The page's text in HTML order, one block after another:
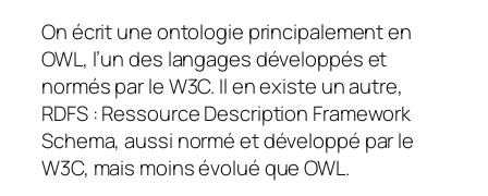
On écrit une ontologie principalement en
OWL, l’un des langages développés et
normés par le W3C. Il en existe un autre,
RDFS : Ressource Description Framework
Schema, aussi normé et développé par le
W3C, mais moins évolué que OWL.